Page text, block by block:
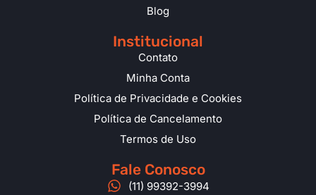
Blog
Institucional
Contato
Minha Conta
Política de Privacidade e Cookies
Política de Cancelamento
Termos de Uso
Fale Conosco
(11) 99392-3994